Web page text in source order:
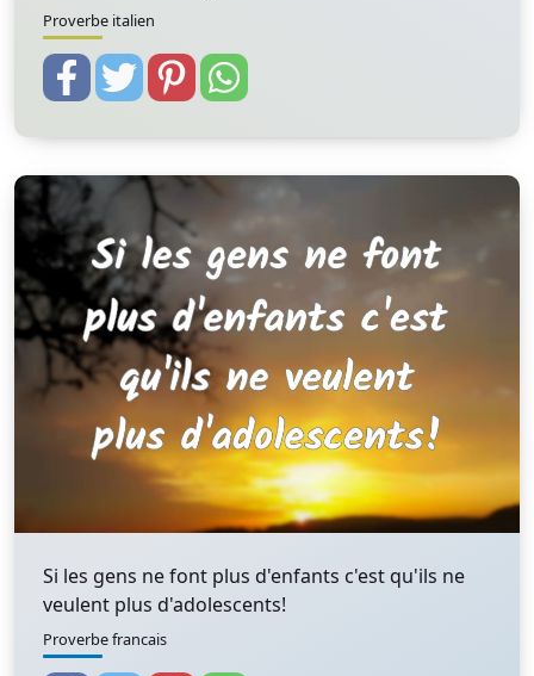
Proverbe italien
Si les gens ne font plus d'enfants c'est qu'ils ne
veulent plus d'adolescents!
Proverbe francais